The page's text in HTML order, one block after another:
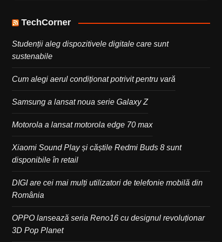
TechCorner
Studenții aleg dispozitivele digitale care sunt
sustenabile
Cum alegi aerul condiționat potrivit pentru vară
Samsung a lansat noua serie Galaxy Z
Motorola a lansat motorola edge 70 max
Xiaomi Sound Play și căștile Redmi Buds 8 sunt
disponibile în retail
DIGI are cei mai mulți utilizatori de telefonie mobilă din
România
OPPO lansează seria Reno16 cu designul revoluționar
3D Pop Planet